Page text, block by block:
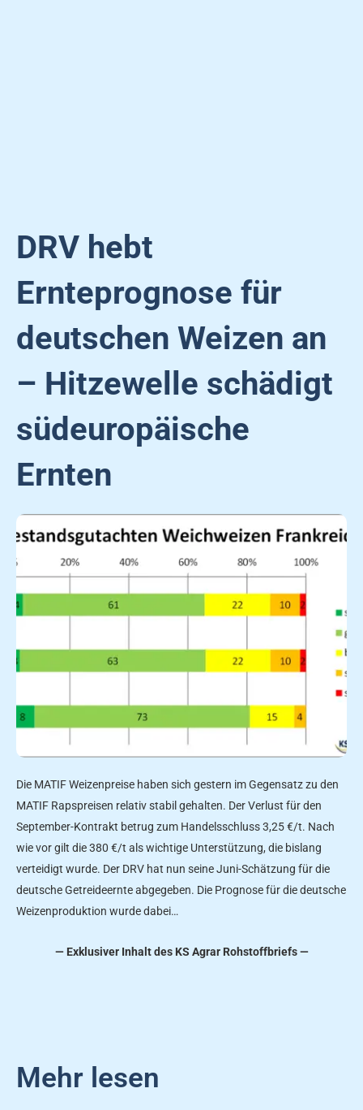
DRV hebt
Ernteprognose für
deutschen Weizen an
– Hitzewelle schädigt
südeuropäische
Ernten
Die MATIF Weizenpreise haben sich gestern im Gegensatz zu den
MATIF Rapspreisen relativ stabil gehalten. Der Verlust für den
September-Kontrakt betrug zum Handelsschluss 3,25 €/t. Nach
wie vor gilt die 380 €/t als wichtige Unterstützung, die bislang
verteidigt wurde. Der DRV hat nun seine Juni-Schätzung für die
deutsche Getreideernte abgegeben. Die Prognose für die deutsche
Weizenproduktion wurde dabei…
— Exklusiver Inhalt des KS Agrar Rohstoffbriefs —
Mehr lesen